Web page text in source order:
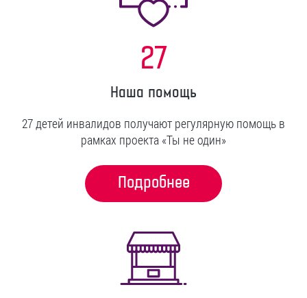
27
Наша помощь
27 детей инвалидов получают регулярную помощь в
рамках проекта «Ты не один»
Подробнее